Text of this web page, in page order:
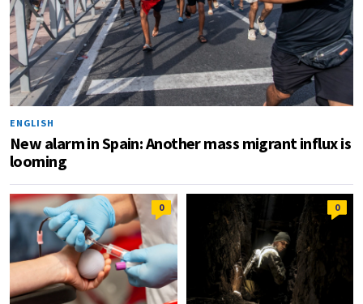
ENGLISH
New alarm in Spain: Another mass migrant influx is
looming
0 0